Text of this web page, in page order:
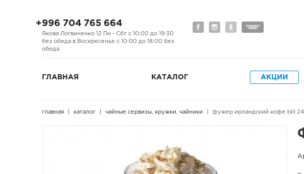
+996 704 765 664
Якова Логвиненко 12 Пн - Сбт с 10:00 до 19:30
без обеда в Воскресенье с 10:00 до 18:00 без
обеда
ГЛАВНАЯ КАТАЛОГ АКЦИИ
главная каталог чайные сервизы, кружки, чайники фужер ирландский кофе bill